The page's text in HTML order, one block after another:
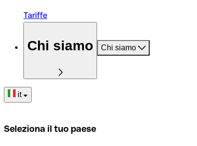
Tariffe
Chi siamo Chi siamo
it
Seleziona il tuo paese